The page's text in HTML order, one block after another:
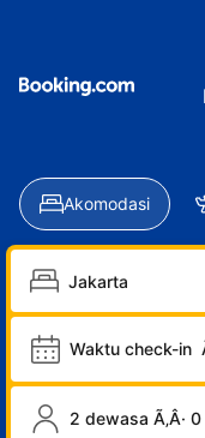
Akomodasi
Waktu check-in
2 dewasa Ã‚Â·